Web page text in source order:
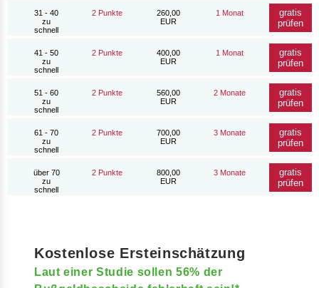
31 - 40
zu
schnell
2 Punkte
260,00
EUR
1 Monat
gratis
prüfen
41 - 50
zu
schnell
2 Punkte
400,00
EUR
1 Monat
gratis
prüfen
51 - 60
zu
schnell
2 Punkte
560,00
EUR
2 Monate
gratis
prüfen
61 - 70
zu
schnell
2 Punkte
700,00
EUR
3 Monate
gratis
prüfen
über 70
zu
schnell
2 Punkte
800,00
EUR
3 Monate
gratis
prüfen
Kostenlose Ersteinschätzung
Laut einer Studie sollen 56% der